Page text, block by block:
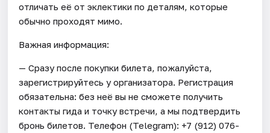
отличать её от эклектики по деталям, которые
обычно проходят мимо.
Важная информация:
— Сразу после покупки билета, пожалуйста,
зарегистрируйтесь у организатора. Регистрация
обязательна: без неё вы не сможете получить
контакты гида и точку встречи, а мы подтвердить
бронь билетов. Телефон (Telegram): +7 (912) 076-